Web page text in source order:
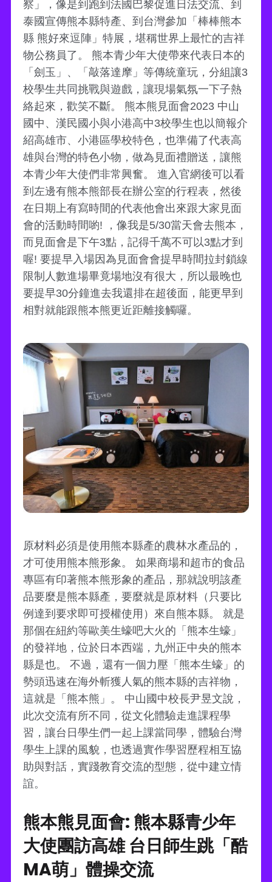
察」，像是到跑到法國巴黎促進日法交流、到
泰國宣傳熊本縣特產、到台灣參加「棒棒熊本
縣 熊好來逗陣」特展，堪稱世界上最忙的吉祥
物公務員了。 熊本青少年大使帶來代表日本的
「劍玉」、「敲落達摩」等傳統童玩，分組讓3
校學生共同挑戰與遊戲，讓現場氣氛一下子熱
絡起來，歡笑不斷。 熊本熊見面會2023 中山
國中、漢民國小與小港高中3校學生也以簡報介
紹高雄市、小港區學校特色，也準備了代表高
雄與台灣的特色小物，做為見面禮贈送，讓熊
本青少年大使們非常興奮。 進入官網後可以看
到左邊有熊本熊部長在辦公室的行程表，然後
在日期上有寫時間的代表他會出來跟大家見面
會的活動時間喲! ，像我是5/30當天會去熊本，
而見面會是下午3點，記得千萬不可以3點才到
喔! 要提早入場因為見面會會提早時間拉封鎖線
限制人數進場畢竟場地沒有很大，所以最晚也
要提早30分鐘進去我還排在超後面，能更早到
相對就能跟熊本熊更近距離接觸囉。
原材料必須是使用熊本縣產的農林水產品的，
才可使用熊本熊形象。 如果商場和超市的食品
專區有印著熊本熊形象的產品，那就說明該產
品要麼是熊本縣產，要麼就是原材料（只要比
例達到要求即可授權使用）來自熊本縣。 就是
那個在紐約等歐美生蠔吧大火的「熊本生蠔」
的發祥地，位於日本西端，九州正中央的熊本
縣是也。 不過，還有一個力壓「熊本生蠔」的
勢頭迅速在海外斬獲人氣的熊本縣的吉祥物，
這就是「熊本熊」。 中山國中校長尹昱文說，
此次交流有所不同，從文化體驗走進課程學
習，讓台日學生們一起上課當同學，體驗台灣
學生上課的風貌，也透過實作學習歷程相互協
助與對話，實踐教育交流的型態，從中建立情
誼。
熊本熊見面會: 熊本縣青少年
大使團訪高雄 台日師生跳「酷
MA萌」體操交流